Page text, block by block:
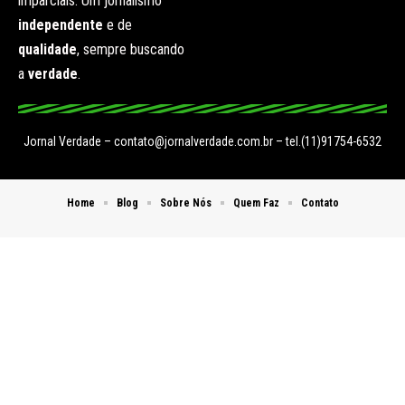
independente e de
qualidade, sempre buscando
a verdade.
Jornal Verdade – contato@jornalverdade.com.br – tel.(11)91754-6532
Home Blog Sobre Nós Quem Faz Contato